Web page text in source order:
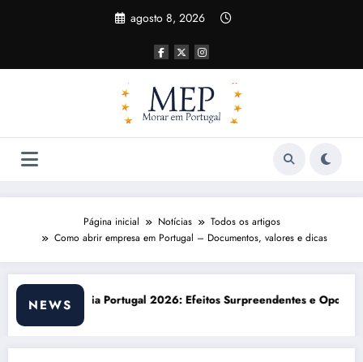
agosto 8, 2026
Página inicial Notícias
Todos os artigos
Como abrir empresa em Portugal – Documentos, valores e dicas
NEWS
Surpreendentes e OportunidadesCusto de vida em Portugal 2026: